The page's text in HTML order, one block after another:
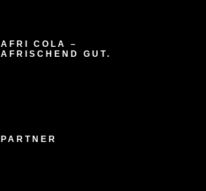
AFRI COLA –
AFRISCHEND GUT.
PARTNER